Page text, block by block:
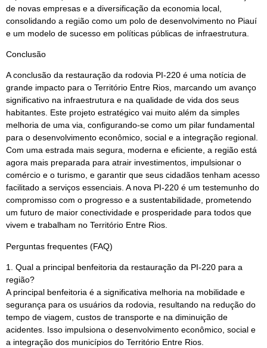
de novas empresas e a diversificação da economia local,
consolidando a região como um polo de desenvolvimento no Piauí
e um modelo de sucesso em políticas públicas de infraestrutura.
Conclusão
A conclusão da restauração da rodovia PI-220 é uma notícia de
grande impacto para o Território Entre Rios, marcando um avanço
significativo na infraestrutura e na qualidade de vida dos seus
habitantes. Este projeto estratégico vai muito além da simples
melhoria de uma via, configurando-se como um pilar fundamental
para o desenvolvimento econômico, social e a integração regional.
Com uma estrada mais segura, moderna e eficiente, a região está
agora mais preparada para atrair investimentos, impulsionar o
comércio e o turismo, e garantir que seus cidadãos tenham acesso
facilitado a serviços essenciais. A nova PI-220 é um testemunho do
compromisso com o progresso e a sustentabilidade, prometendo
um futuro de maior conectividade e prosperidade para todos que
vivem e trabalham no Território Entre Rios.
Perguntas frequentes (FAQ)
1. Qual a principal benfeitoria da restauração da PI-220 para a
região?
A principal benfeitoria é a significativa melhoria na mobilidade e
segurança para os usuários da rodovia, resultando na redução do
tempo de viagem, custos de transporte e na diminuição de
acidentes. Isso impulsiona o desenvolvimento econômico, social e
a integração dos municípios do Território Entre Rios.